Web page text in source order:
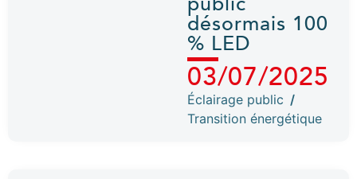
désormais 100
% LED
03/07/2025
Éclairage public /
Transition énergétique